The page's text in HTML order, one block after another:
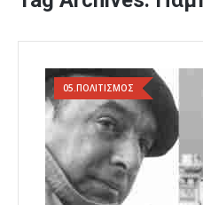
05.ΠΟΛΙΤΙΣΜΟΣ